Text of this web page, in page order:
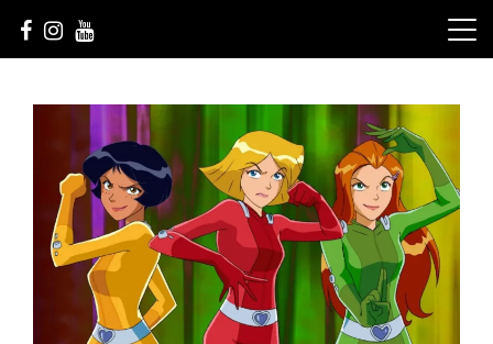
content
sunuculture